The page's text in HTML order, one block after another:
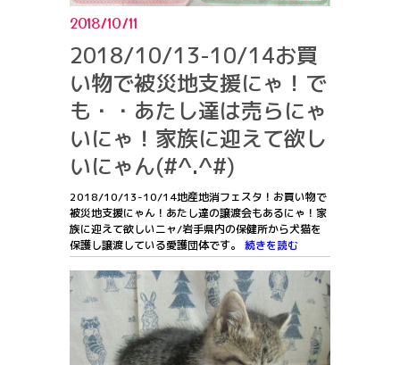
2018/10/11
2018/10/13-10/14お買
い物で被災地支援にゃ！で
も・・あたし達は売らにゃ
いにゃ！家族に迎えて欲し
いにゃん(#^.^#)
2018/10/13-10/14地産地消フェスタ！お買い物で
被災地支援にゃん！あたし達の譲渡会もあるにゃ！家
族に迎えて欲しいニャ/岩手県内の保健所から犬猫を
保護し譲渡している愛護団体です。 続きを読む